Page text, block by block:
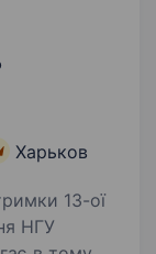
Харьков
НГУ